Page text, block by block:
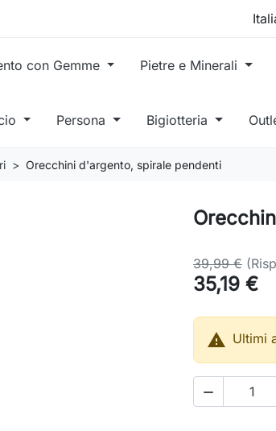
con Gemme Pietre e Minerali
Persona Bigiotteria
Orecchini d'argento, spirale pendenti
39,99 €
35,19 €
 Ultimi
